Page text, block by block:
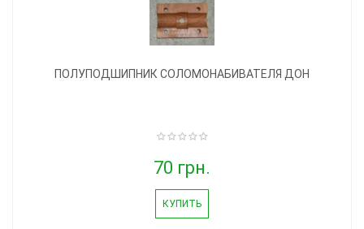
ПОЛУПОДШИПНИК СОЛОМОНАБИВАТЕЛЯ ДОН
70 грн.
КУПИТЬ